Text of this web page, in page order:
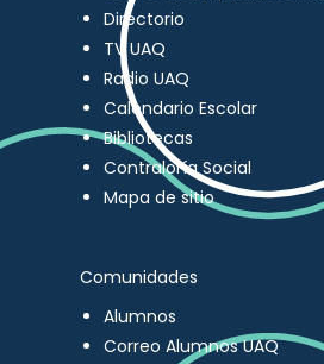
Directorio
TV UAQ
Radio UAQ
Calendario Escolar
Bibliotecas
Contraloría Social
Mapa de sitio
Comunidades
Alumnos
Correo Alumnos UAQ